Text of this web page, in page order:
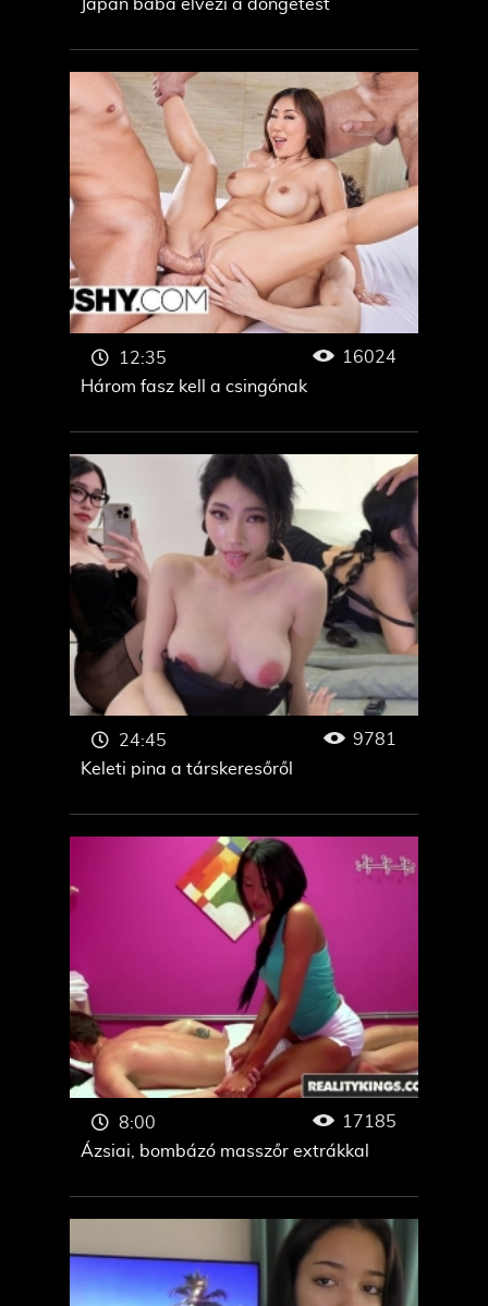
Japán baba élvezi a döngetést
Három fasz kell a csingónak
12:35 16024
Keleti pina a társkeresőről
24:45 9781
Ázsiai, bombázó masszőr extrákkal
8:00 17185